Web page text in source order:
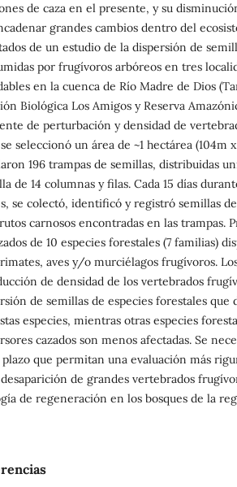
de caza en el presente, y su
grandes cambios dentro del
de un estudio de la dispersión de
por frugívoros arbóreos en tres
en la cuenca de Río Madre de Dios
Biológica Los Amigos y Reserva
de perturbación y densidad de
seleccionó un área de ~1 hectárea (104m
196 trampas de semillas, distribuidas
de 14 columnas y filas. Cada 15 días
se colectó, identificó y registró semillas
carnosos encontradas en las trampas.
de 10 especies forestales (7 familias)
aves y/o murciélagos frugívoros.
de densidad de los vertebrados
de semillas de especies forestales
especies, mientras otras especies
cazados son menos afectadas. Se
que permitan una evaluación más
de grandes vertebrados
de regeneración en los bosques de la